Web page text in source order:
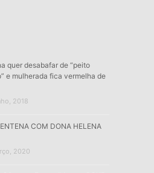
quer desabafar de “peito
e mulherada fica vermelha de
2018
COM DONA HELENA
2020